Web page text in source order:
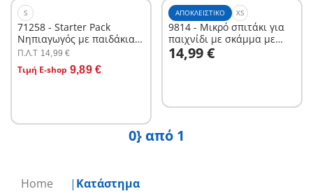
Home Κατάστημα
S
71258 - Starter Pack
Νηπιαγωγός με παιδάκια
και καροτσάκι
Π.Λ.T 14,99 €
Τιμή E-shop 9,89 €
Στο καλάθι
ΑΠΟΚΛΕΙΣΤΙΚΌ XS
9814 - Μικρό σπιτάκι για
παιχνίδι με σκάμμα με
άμμο
14,99 €
Στο καλάθι
0} από 1